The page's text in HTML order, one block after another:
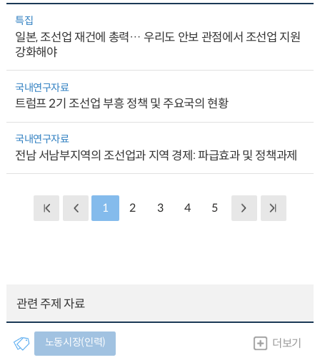
특집
일본, 조선업 재건에 총력… 우리도 안보 관점에서 조선업 지원
강화해야
국내연구자료
트럼프 2기 조선업 부흥 정책 및 주요국의 현황
국내연구자료
전남 서남부지역의 조선업과 지역 경제: 파급효과 및 정책과제
1 2 3 4 5
관련 주제 자료
노동시장(인력) 더보기